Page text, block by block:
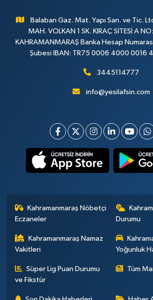
Balaban Gaz. Mat. Yapı San. ve Tic.
MAH. VOLKAN 1 SK. KIRAÇ SİTESİ A
KAHRAMANMARAŞ Banka Hesap
Şubesi IBAN: TR75 0006 4000 0016
3445114777
info@yesilafsin.com
Kahramanmaraş Nöbetçi
Eczaneler
Durumu
Kahramanmaraş Namaz
Vakitleri
Yoğunluk
Süper Lig Puan Durumu
ve Fikstür
Tüm